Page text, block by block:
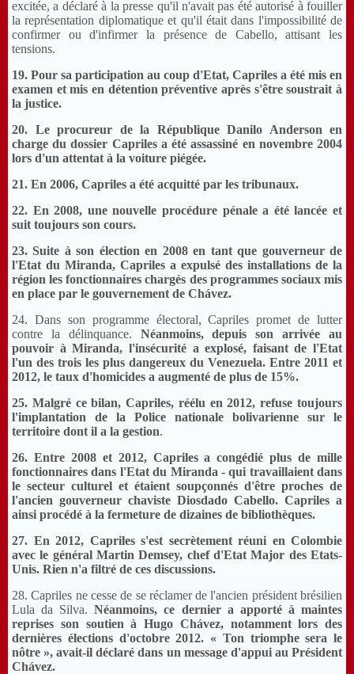
excitée, a déclaré à la presse qu'il n'avait pas été autorisé à fouiller
la représentation diplomatique et qu'il était dans l'impossibilité de
confirmer ou d'infirmer la présence de Cabello, attisant les
tensions.
19. Pour sa participation au coup d'Etat, Capriles a été mis en
examen et mis en détention préventive après s'être soustrait à
la justice.
20. Le procureur de la République Danilo Anderson en
charge du dossier Capriles a été assassiné en novembre 2004
lors d'un attentat à la voiture piégée.
21. En 2006, Capriles a été acquitté par les tribunaux.
22. En 2008, une nouvelle procédure pénale a été lancée et
suit toujours son cours.
23. Suite à son élection en 2008 en tant que gouverneur de
l'Etat du Miranda, Capriles a expulsé des installations de la
région les fonctionnaires chargés des programmes sociaux mis
en place par le gouvernement de Chávez.
24. Dans son programme électoral, Capriles promet de lutter
contre la délinquance. Néanmoins, depuis son arrivée au
pouvoir à Miranda, l'insécurité a explosé, faisant de l'Etat
l'un des trois les plus dangereux du Venezuela. Entre 2011 et
2012, le taux d'homicides a augmenté de plus de 15%.
25. Malgré ce bilan, Capriles, réélu en 2012, refuse toujours
l'implantation de la Police nationale bolivarienne sur le
territoire dont il a la gestion.
26. Entre 2008 et 2012, Capriles a congédié plus de mille
fonctionnaires dans l'Etat du Miranda - qui travaillaient dans
le secteur culturel et étaient soupçonnés d'être proches de
l'ancien gouverneur chaviste Diosdado Cabello. Capriles a
ainsi procédé à la fermeture de dizaines de bibliothèques.
27. En 2012, Capriles s'est secrètement réuni en Colombie
avec le général Martin Demsey, chef d'Etat Major des Etats-
Unis. Rien n'a filtré de ces discussions.
28. Capriles ne cesse de se réclamer de l'ancien président brésilien
Lula da Silva.Néanmoins, ce dernier a apporté à maintes
reprises son soutien à Hugo Chávez, notamment lors des
dernières élections d'octobre 2012. « Ton triomphe sera le
nôtre », avait-il déclaré dans un message d'appui au Président
Chávez.